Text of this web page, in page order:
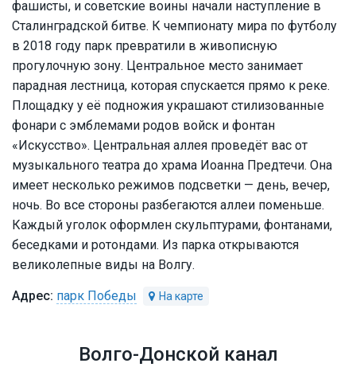
фашисты, и советские воины начали наступление в
Сталинградской битве. К чемпионату мира по футболу
в 2018 году парк превратили в живописную
прогулочную зону. Центральное место занимает
парадная лестница, которая спускается прямо к реке.
Площадку у её подножия украшают стилизованные
фонари с эмблемами родов войск и фонтан
«Искусство». Центральная аллея проведёт вас от
музыкального театра до храма Иоанна Предтечи. Она
имеет несколько режимов подсветки — день, вечер,
ночь. Во все стороны разбегаются аллеи поменьше.
Каждый уголок оформлен скульптурами, фонтанами,
беседками и ротондами. Из парка открываются
великолепные виды на Волгу.
парк Победы
Волго-Донской канал